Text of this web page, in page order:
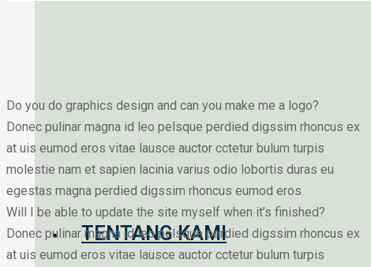
TENTANG KAMI
Do you do graphics design and can you make me a logo?
Donec pulinar magna id leo pelsque perdied digssim rhoncus ex
at uis eumod eros vitae lausce auctor cctetur bulum turpis
molestie nam et sapien lacinia varius odio lobortis duras eu
egestas magna perdied digssim rhoncus eumod eros.
Will I be able to update the site myself when it’s finished?
Donec pulinar magna id leo pelsque perdied digssim rhoncus ex
at uis eumod eros vitae lausce auctor cctetur bulum turpis